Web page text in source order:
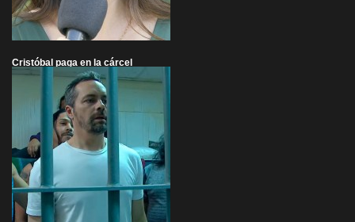
Cristóbal paga en la cárcel